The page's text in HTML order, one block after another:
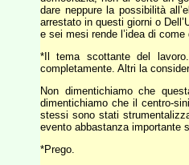
dare neppure la possibilità
arrestato in questi giorni o
e sei mesi rende l’idea di
*Il tema scottante del
completamente. Altri la
Non dimentichiamo che
dimentichiamo che il centro-
stessi sono stati
evento abbastanza importante
*Prego.